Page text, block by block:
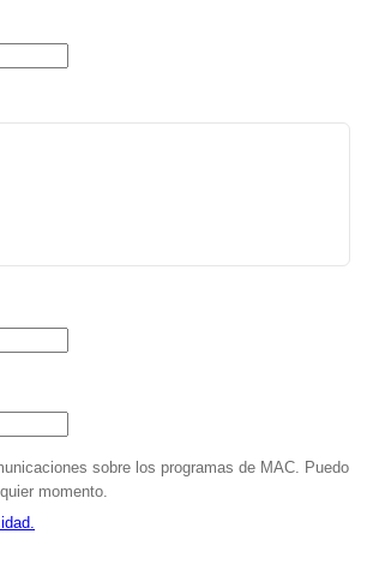
sobre los programas de MAC. Puedo
momento.